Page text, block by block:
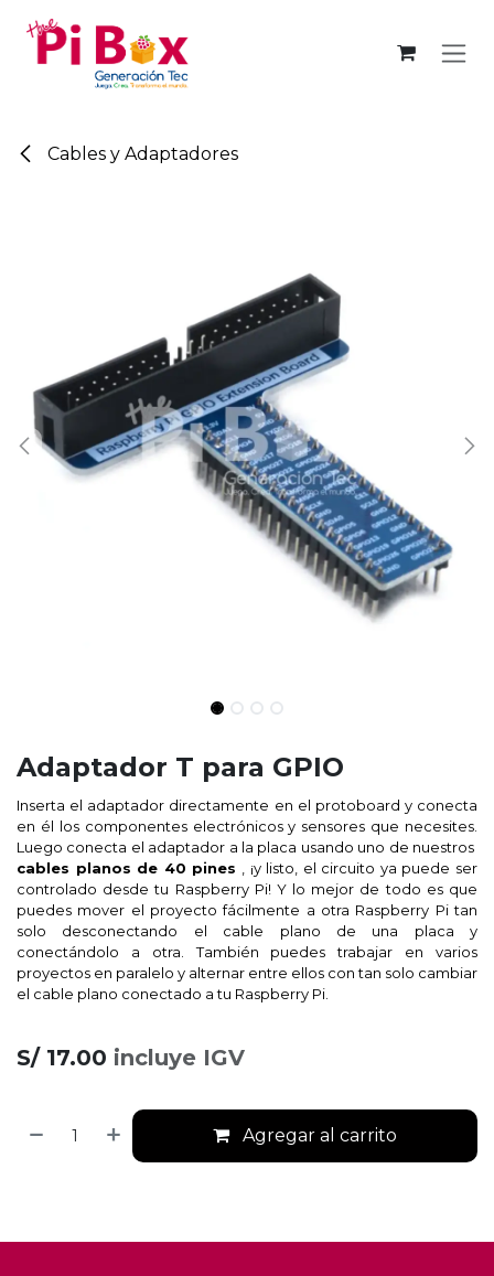
Cables y Adaptadores
Adaptador T para GPIO
Inserta el adaptador directamente en el protoboard y conecta
en él los componentes electrónicos y sensores que necesites.
Luego conecta el adaptador a la placa usando uno de nuestros
cables planos de 40 pines
, ¡y listo, el circuito ya puede ser
controlado desde tu Raspberry Pi! Y lo mejor de todo es que
puedes mover el proyecto fácilmente a otra Raspberry Pi tan
solo desconectando el cable plano de una placa y
conectándolo a otra. También puedes trabajar en varios
proyectos en paralelo y alternar entre ellos con tan solo cambiar
el cable plano conectado a tu Raspberry Pi.
S/ 17.00 incluye IGV
Agregar al carrito